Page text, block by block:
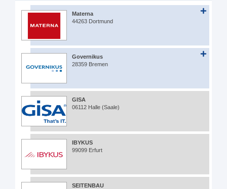
Materna
44263 Dortmund
Governikus
28359 Bremen
GISA
06112 Halle (Saale)
IBYKUS
99099 Erfurt
SEITENBAU